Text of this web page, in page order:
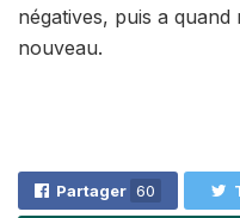
négatives, puis a
nouveau.
Partager 60